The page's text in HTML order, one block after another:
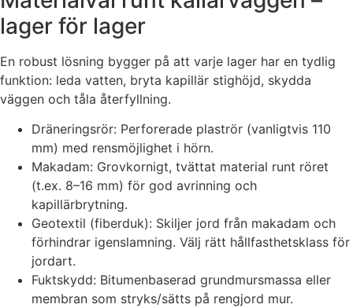
lager för lager
En robust lösning bygger på att varje lager har en tydlig
funktion: leda vatten, bryta kapillär stighöjd, skydda
väggen och tåla återfyllning.
Dräneringsrör: Perforerade plaströr (vanligtvis 110
mm) med rensmöjlighet i hörn.
Makadam: Grovkornigt, tvättat material runt röret
(t.ex. 8–16 mm) för god avrinning och
kapillärbrytning.
Geotextil (fiberduk): Skiljer jord från makadam och
förhindrar igenslamning. Välj rätt hållfasthetsklass för
jordart.
Fuktskydd: Bitumenbaserad grundmursmassa eller
membran som stryks/sätts på rengjord mur.